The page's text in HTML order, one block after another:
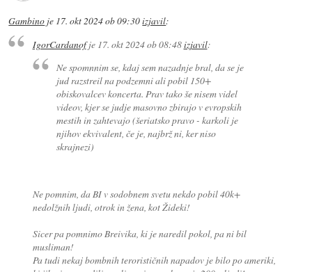
Gambino je 17. okt 2024 ob 09:30izjavil:
IgorCardanofje 17. okt 2024 ob 08:48izjavil:
Ne spomnnim se, kdaj sem nazadnje bral, da se je
jud razstreil na podzemni ali pobil 150+
obiskovalcev koncerta. Prav tako še nisem videl
videov, kjer se judje masovno zbirajo v evropskih
mestih in zahtevajo (šeriatsko pravo - karkoli je
njihov ekvivalent, če je, najbrž ni, ker niso
skrajnezi)
Ne pomnim, da BI v sodobnem svetu nekdo pobil 40k+
nedolžnih ljudi, otrok in žena, kot Žideki!
Sicer pa pomnimo Breivika, ki je naredil pokol, pa ni bil
musliman!
Pa tudi nekaj bombnih terorističnih napadov je bilo po ameriki,